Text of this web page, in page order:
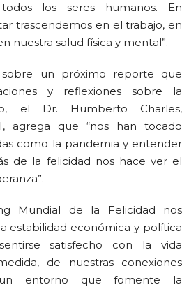
los seres humanos. En
trascendemos en el trabajo, en
nuestra salud física y mental”.
un próximo reporte que
y reflexiones sobre la
el Dr. Humberto Charles,
agrega que “nos han tocado
como la pandemia y entender
de la felicidad nos hace ver el
Mundial de la Felicidad nos
estabilidad económica y política
satisfecho con la vida
de nuestras conexiones
entorno que fomente la